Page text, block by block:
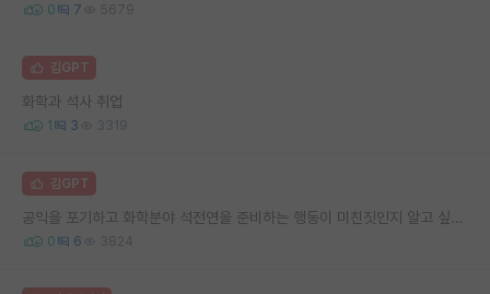
0 7 5679
김GPT
화학과 석사 취업
1 3 3319
김GPT
공익을 포기하고 화학분야 석전연을 준비하는 행동이 미친짓인지 알고 싶습니다.
0 6 3824